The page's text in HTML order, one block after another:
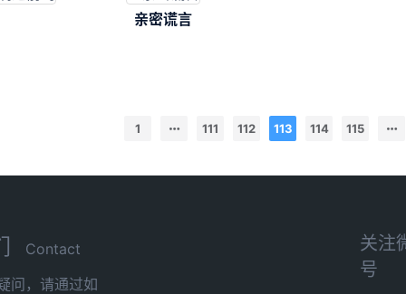
亲密谎言
1 111 112 113 114 115
Contact
问，请通过如
关注
号